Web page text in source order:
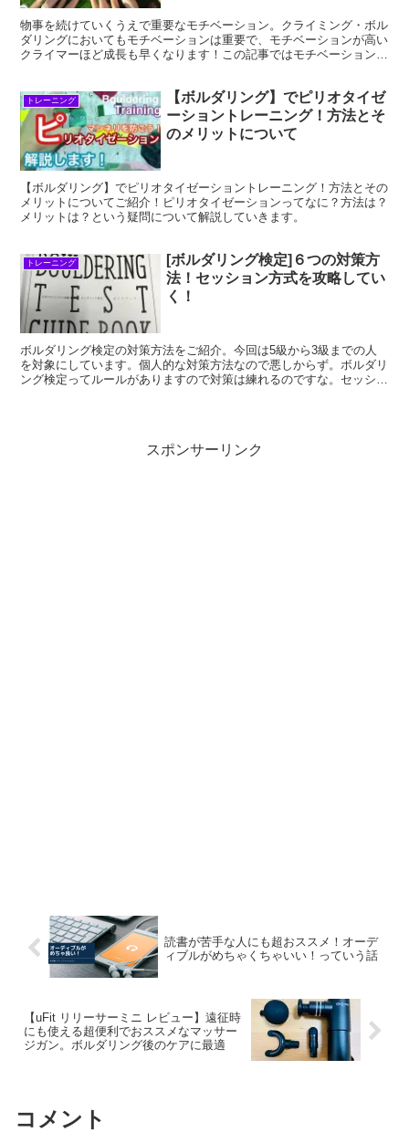
物事を続けていくうえで重要なモチベーション。クライミング・ボル
ダリングにおいてもモチベーションは重要で、モチベーションが高い
クライマーほど成長も早くなります！この記事ではモチベーションの
トレーニング
【ボルダリング】でピリオタイゼ
ーショントレーニング！方法とそ
のメリットについて
【ボルダリング】でピリオタイゼーショントレーニング！方法とその
メリットについてご紹介！ピリオタイゼーションってなに？方法は？
メリットは？という疑問について解説していきます。
トレーニング
[ボルダリング検定]６つの対策方
法！セッション方式を攻略してい
く！
ボルダリング検定の対策方法をご紹介。今回は5級から3級までの人
を対象にしています。個人的な対策方法なので悪しからず。ボルダリ
ング検定ってルールがありますので対策は練れるのですな。セッショ
スポンサーリンク
読書が苦手な人にも超おススメ！オーデ
ィブルがめちゃくちゃいい！っていう話
【uFit リリーサーミニ レビュー】遠征時
にも使える超便利でおススメなマッサー
ジガン。ボルダリング後のケアに最適
コメント